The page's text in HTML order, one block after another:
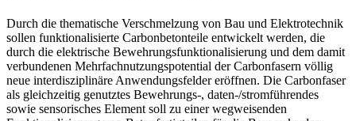
Durch die thematische Verschmelzung von Bau und Elektrotechnik
sollen funktionalisierte Carbonbetonteile entwickelt werden, die
durch die elektrische Bewehrungsfunktionalisierung und dem damit
verbundenen Mehrfachnutzungspotential der Carbonfasern völlig
neue interdisziplinäre Anwendungsfelder eröffnen. Die Carbonfaser
als gleichzeitig genutztes Bewehrungs-, daten-/stromführendes
sowie sensorisches Element soll zu einer wegweisenden